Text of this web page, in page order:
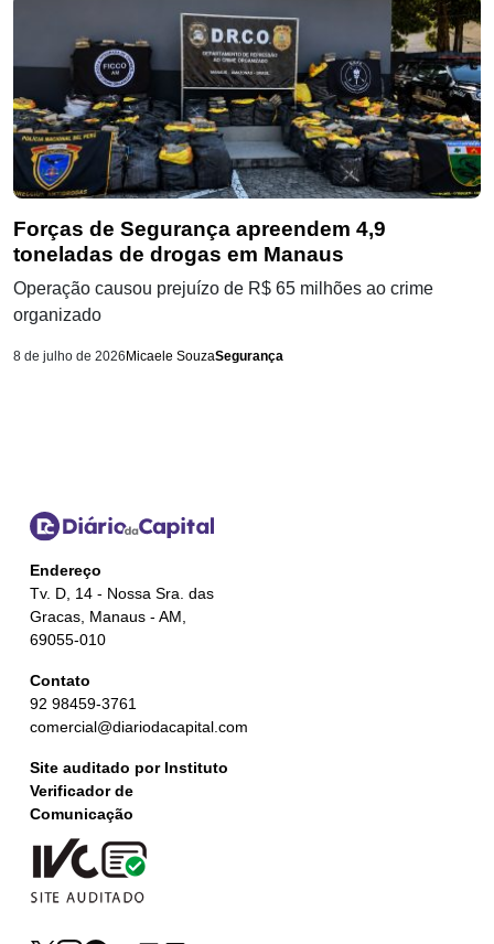
Forças de Segurança apreendem 4,9
toneladas de drogas em Manaus
Operação causou prejuízo de R$ 65 milhões ao crime
organizado
8 de julho de 2026 Micaele SouzaSegurança
Endereço
Tv. D, 14 - Nossa Sra. das
Gracas, Manaus - AM,
69055-010
Contato
92 98459-3761
comercial@diariodacapital.com
Site auditado por Instituto
Verificador de
Comunicação